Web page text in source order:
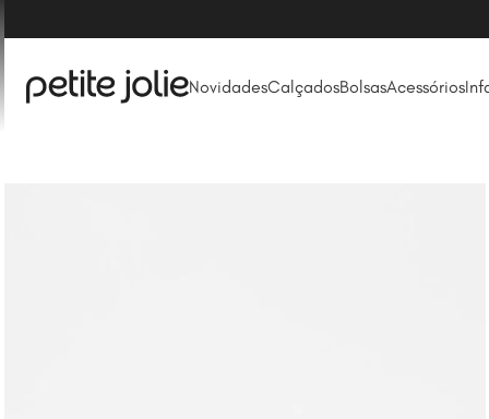
NovidadesCalçadosBolsasAcessórios